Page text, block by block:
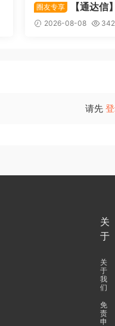
圈友专享
【通达信
致主力〗主副图/选
2026-08-08 342
请先
关
于
关
于
我
们
免
责
申